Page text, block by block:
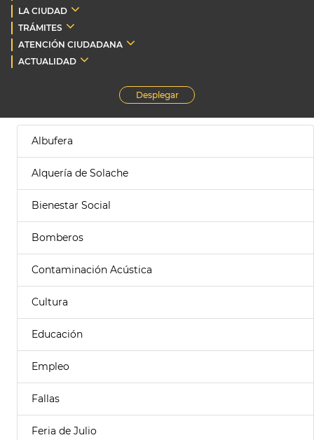
LA CIUDAD
TRÁMITES
ATENCIÓN CIUDADANA
ACTUALIDAD
Desplegar
Albufera
Alquería de Solache
Bienestar Social
Bomberos
Contaminación Acústica
Cultura
Educación
Empleo
Fallas
Feria de Julio